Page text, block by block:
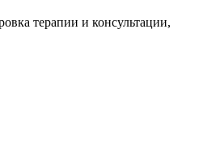
терапии и консультации,